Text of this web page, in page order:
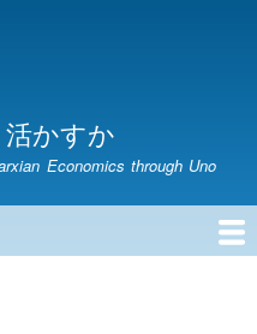
かすか
Economics through Uno